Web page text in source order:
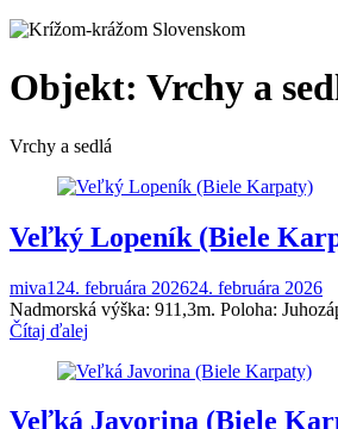
Objekt: Vrchy a
Vrchy a sedlá
Veľký Lopeník (Biele
miva1 24. februára 202624. februára 2026
Nadmorská výška: 911,3m. Poloha:
Čítaj ďalej
Veľká Javorina (Biele